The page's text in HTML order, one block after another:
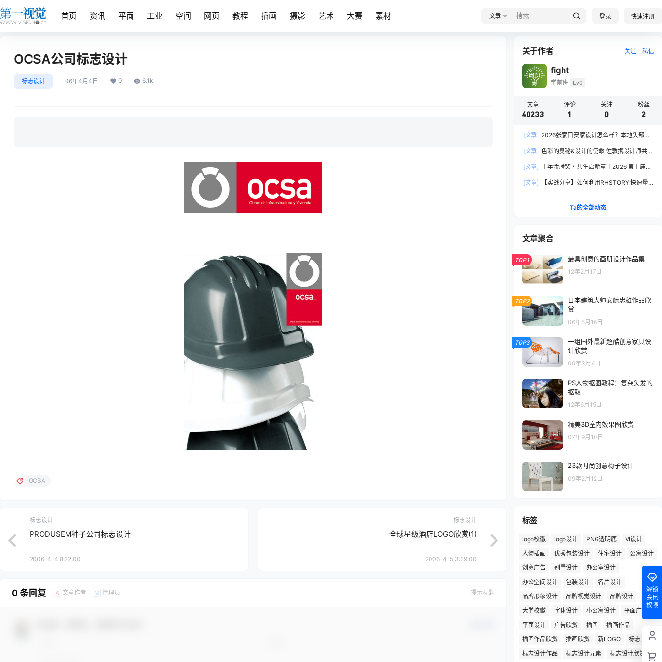
首页 资讯 平面 工业 空间 网页 教程 插画 摄影 艺术 大赛 素材 文章 登录 快速注册
OCSA公司标志设计
标志设计 06年4月4日 0 6.1k
OCSA
标志设计
PRODUSEM种子公司标志设计
2006-4-4 8:22:00
标志设计
全球星级酒店LOGO欣赏(1)
2006-4-5 3:39:00
0 条回复 A 文章作者 M 管理员 提示标题
关于作者 关注 私信
fight
学前班 Lv0
文章
40233
评论
1
关注
0
粉丝
2
[文章] 2026张家口安家设计怎么样？本地头部全
[文章] 色彩的奥秘&设计的使命 佐敦携设计师共探
[文章] 十年金腾奖・共生启新章｜2026 第十届金
[文章]
【实战分享】如何利用RHSTORY 快速量
Ta的全部动态
文章聚合
TOP1 最具创意的画册设计作品集
12年2月17日
TOP2
日本建筑大师安藤忠雄作品欣
赏
06年5月16日
TOP3
一组国外最新超酷创意家具设
计欣赏
09年3月4日
PS人物抠图教程：复杂头发的
抠取
12年6月15日
精美3D室内效果图欣赏
07年9月10日
23款时尚创意椅子设计
09年2月12日
标签
logo校徽 logo设计 PNG透明底
VI设计
人物插画
优秀包装设计 住宅设计
公寓设计
创意广告
别墅设计
办公室设计
办公空间设计
包装设计
名片设计
品牌形象设计
品牌视觉设计
品牌设计
大学校徽
字体设计 小公寓设计
平面广告
平面设计
广告欣赏 插画
插画作品
插画作品欣赏
插画欣赏 新LOGO
标志设计
标志设计作品
标志设计元素 标志设计欣赏
解锁
会员
权限